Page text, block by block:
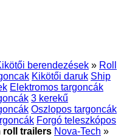
berendezések » Roll
Kikötői daruk Ship
Elektromos targoncák
3 kerekű
Oszlopos targoncák
Forgó teleszkópos
roll trailers Nova-Tech »